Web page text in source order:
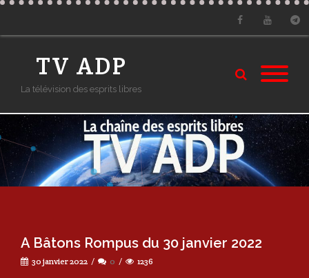
TV ADP
La télévision des esprits libres
A Bâtons Rompus du 30 janvier 2022
30 janvier 2022 0 1236